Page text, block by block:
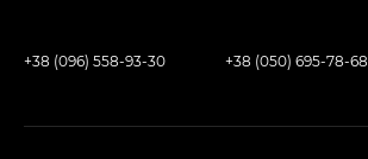
+38 (096) 558-93-30 +38 (050) 695-78-68